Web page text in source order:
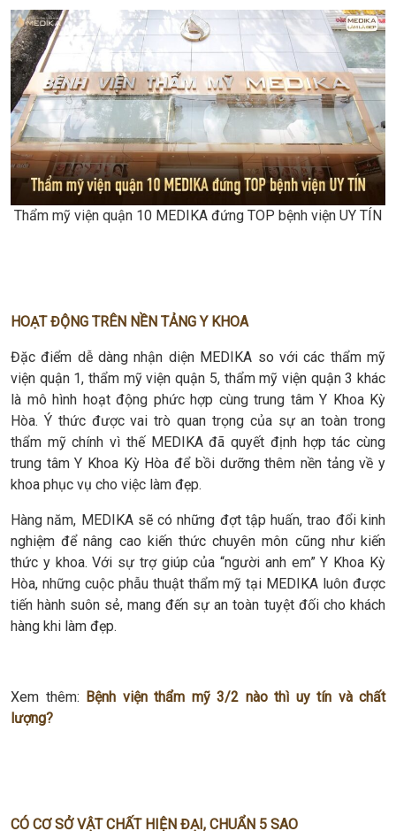
Thẩm mỹ viện quận 10 MEDIKA đứng TOP bệnh viện UY TÍN
HOẠT ĐỘNG TRÊN NỀN TẢNG Y KHOA
Đặc điểm dễ dàng nhận diện MEDIKA so với các thẩm mỹ
viện quận 1, thẩm mỹ viện quận 5, thẩm mỹ viện quận 3 khác
là mô hình hoạt động phức hợp cùng trung tâm Y Khoa Kỳ
Hòa. Ý thức được vai trò quan trọng của sự an toàn trong
thẩm mỹ chính vì thế MEDIKA đã quyết định hợp tác cùng
trung tâm Y Khoa Kỳ Hòa để bồi dưỡng thêm nền tảng về y
khoa phục vụ cho việc làm đẹp.
Hàng năm, MEDIKA sẽ có những đợt tập huấn, trao đổi kinh
nghiệm để nâng cao kiến thức chuyên môn cũng như kiến
thức y khoa. Với sự trợ giúp của “người anh em” Y Khoa Kỳ
Hòa, những cuộc phẫu thuật thẩm mỹ tại MEDIKA luôn được
tiến hành suôn sẻ, mang đến sự an toàn tuyệt đối cho khách
hàng khi làm đẹp.
Xem thêm: Bệnh viện thẩm mỹ 3/2 nào thì uy tín và chất
lượng?
CÓ CƠ SỞ VẬT CHẤT HIỆN ĐẠI, CHUẨN 5 SAO